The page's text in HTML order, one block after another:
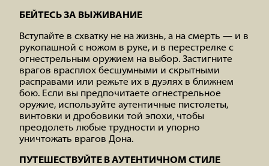
БЕЙТЕСЬ ЗА ВЫЖИВАНИЕ
Вступайте в схватку не на жизнь, а на смерть — и в
рукопашной с ножом в руке, и в перестрелке с
огнестрельным оружием на выбор. Застигните
врагов врасплох бесшумными и скрытными
расправами или режьте их в дуэлях в ближнем
бою. Если вы предпочитаете огнестрельное
оружие, используйте аутентичные пистолеты,
винтовки и дробовики той эпохи, чтобы
преодолеть любые трудности и упорно
уничтожать врагов Дона.
ПУТЕШЕСТВУЙТЕ В АУТЕНТИЧНОМ СТИЛЕ